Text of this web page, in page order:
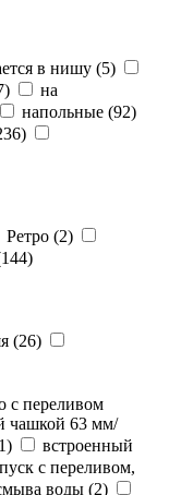
в нишу (5)
)
на
напольные (92)
)
Ретро (2)
144)
(26)
с переливом
чашкой 63 мм/
)
встроенный
с переливом,
воды (2)